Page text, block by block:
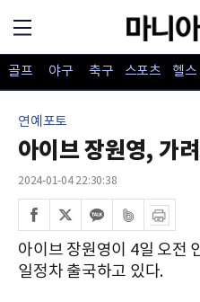
골프 야구 축구 스포츠 헬스
연예포토
아이브 장원영, 가
2024-01-04 22:30:38
아이브 장원영이 4일 오전
일정차 출국하고 있다.